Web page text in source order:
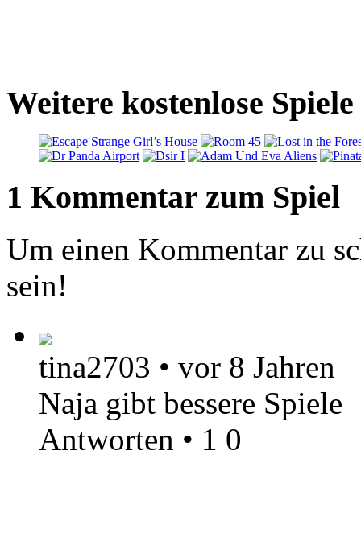
Weitere kostenlose
1 Kommentar zum Spiel
Um einen Kommentar zu
sein!
tina2703 • vor 8 Jahren
Naja gibt bessere Spiele
Antworten • 1 0